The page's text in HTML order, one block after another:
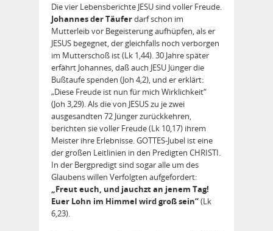
Die vier Lebensberichte JESU sind voller Freude.
Johannes der Täuferdarf schon im
Mutterleib vor Begeisterung aufhüpfen, als er
JESUS begegnet, der gleichfalls noch verborgen
im Mutterschoß ist (Lk 1,44). 30 Jahre später
erfährt Johannes, daß auch JESU Jünger die
Bußtaufe spenden (Joh 4,2), und er erklärt:
„Diese Freude ist nun für mich Wirklichkeit“
(Joh 3,29). Als die von JESUS zu je zwei
ausgesandten 72 Jünger zurückkehren,
berichten sie voller Freude (Lk 10,17) ihrem
Meister ihre Erlebnisse. GOTTES-Jubel ist eine
der großen Leitlinien in den Predigten CHRISTI.
In der Bergpredigt sind sogar alle um des
Glaubens willen Verfolgten aufgefordert:
„Freut euch, und jauchzt an jenem Tag!
Euer Lohn im Himmel wird groß sein“(Lk
6,23).